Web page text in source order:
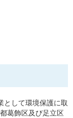
として環境保護に取
葛飾区及び足立区